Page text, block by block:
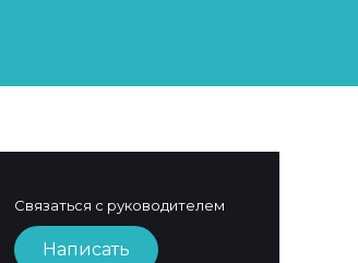
Связаться с руководителем
Написать